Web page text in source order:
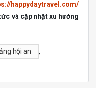
happydaytravel.com/
và cập nhật xu hướng
hội an
,